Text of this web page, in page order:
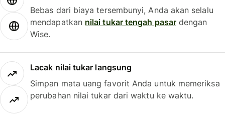
Bebas dari biaya tersembunyi, Anda akan selalu
mendapatkan nilai tukar tengah pasardengan
Wise.
Lacak nilai tukar langsung
Simpan mata uang favorit Anda untuk memeriksa
perubahan nilai tukar dari waktu ke waktu.